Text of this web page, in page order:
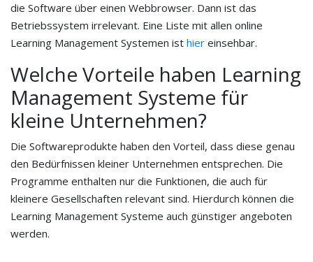
die Software über einen Webbrowser. Dann ist das
Betriebssystem irrelevant. Eine Liste mit allen online
Learning Management Systemen ist hier einsehbar.
Welche Vorteile haben Learning
Management Systeme für
kleine Unternehmen?
Die Softwareprodukte haben den Vorteil, dass diese genau
den Bedürfnissen kleiner Unternehmen entsprechen. Die
Programme enthalten nur die Funktionen, die auch für
kleinere Gesellschaften relevant sind. Hierdurch können die
Learning Management Systeme auch günstiger angeboten
werden.